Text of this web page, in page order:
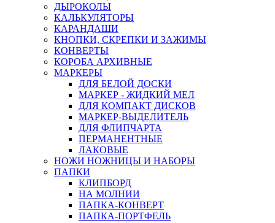
ДЫРОКОЛЫ
КАЛЬКУЛЯТОРЫ
КАРАНДАШИ
КНОПКИ, СКРЕПКИ И ЗАЖИМЫ
КОНВЕРТЫ
КОРОБА АРХИВНЫЕ
МАРКЕРЫ
ДЛЯ БЕЛОЙ ДОСКИ
МАРКЕР - ЖИДКИЙ МЕЛ
ДЛЯ КОМПАКТ ДИСКОВ
МАРКЕР-ВЫДЕЛИТЕЛЬ
ДЛЯ ФЛИПЧАРТА
ПЕРМАНЕНТНЫЕ
ЛАКОВЫЕ
НОЖИ НОЖНИЦЫ И НАБОРЫ
ПАПКИ
КЛИПБОРД
НА МОЛНИИ
ПАПКА-КОНВЕРТ
ПАПКА-ПОРТФЕЛЬ